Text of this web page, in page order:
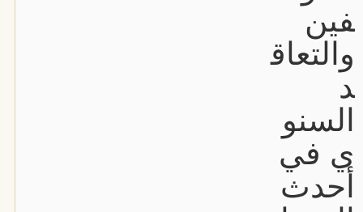
فين
والتعاق
د
السنو
ي في
أحدث